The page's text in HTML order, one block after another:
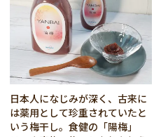
日本人になじみが深く、古来に
は薬用として珍重されていたと
いう梅干し。食健の「陽梅」